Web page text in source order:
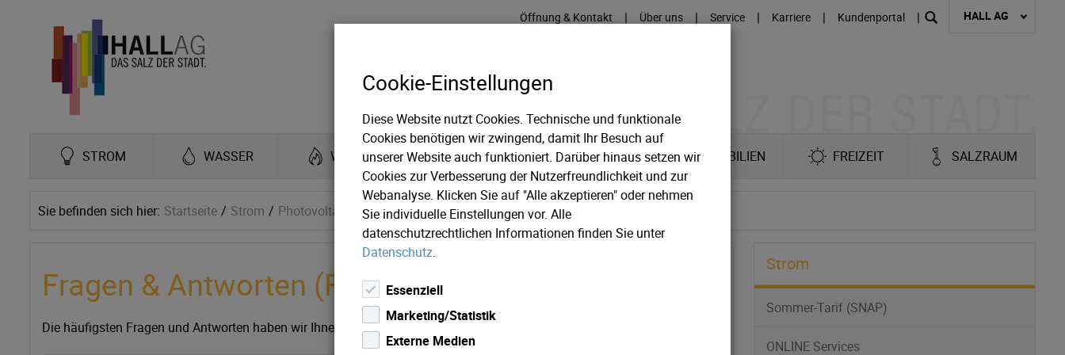
Öffnung & Kontakt | Über uns | Service | Karriere | Kundenportal | HALL AG
STROM WASSER WÄRME KÄLTE IT IMMOBILIEN FREIZEIT SALZRAUM
Sie befinden sich hier: Startseite Strom Photovoltaik Fragen & Antworten (FAQs)
Fragen & Antworten (FAQs)
Die häufigsten Fragen und Antworten haben wir Ihnen hier zusammengefasst:
Strom
Sommer-Tarif (SNAP)
ONLINE Services
Cookie-Einstellungen
Diese Website nutzt Cookies. Technische und funktionale
Cookies benötigen wir zwingend, damit Ihr Besuch auf
unserer Website auch funktioniert. Darüber hinaus setzen wir
Cookies zur Verbesserung der Nutzerfreundlichkeit und zur
Webanalyse. Klicken Sie auf "Alle akzeptieren" oder nehmen
Sie individuelle Einstellungen vor. Alle
datenschutzrechtlichen Informationen finden Sie unter
Datenschutz.
Essenziell
Marketing/Statistik
Externe Medien